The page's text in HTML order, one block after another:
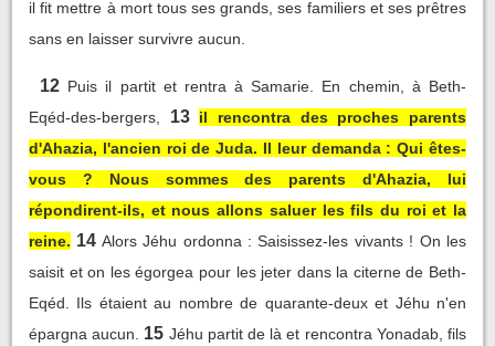
il fit mettre à mort tous ses grands, ses familiers et ses prêtres
sans en laisser survivre aucun.
12 Puis il partit et rentra à Samarie. En chemin, à Beth-
Eqéd-des-bergers,
13 il rencontra des proches parents
d'Ahazia, l'ancien roi de Juda. Il leur demanda : Qui êtes-
vous ? Nous sommes des parents d'Ahazia, lui
répondirent-ils, et nous allons saluer les fils du roi et la
reine. 14 Alors Jéhu ordonna : Saisissez-les vivants ! On les
saisit et on les égorgea pour les jeter dans la citerne de Beth-
Eqéd. Ils étaient au nombre de quarante-deux et Jéhu n'en
épargna aucun.
15 Jéhu partit de là et rencontra Yonadab, fils